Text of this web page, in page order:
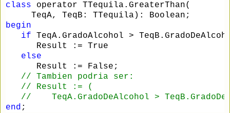
class operator TTequila.GreaterThan(
     TeqA, TeqB: TTequila): Boolean;
begin
if TeqA.GradoAlcohol >
      Result :
= True
else
      Result :
= False;
//
Tambien podria ser:
//
Result := (
//
TeqA.GradoDeAlcohol >
end ;